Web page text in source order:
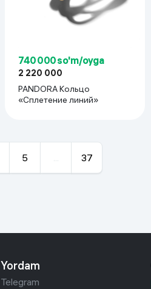
740 000 so'm/oyga
2 220 000
PANDORA Кольцо
«Сплетение линий»
5 ... 37
Yordam
Telegram